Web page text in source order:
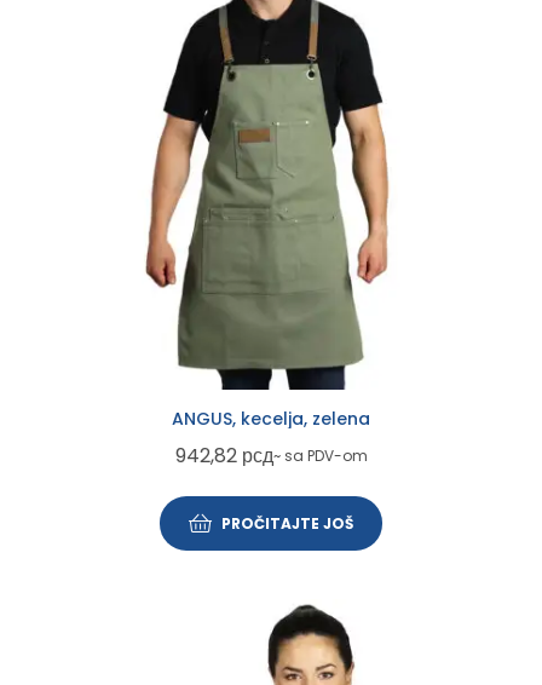
ANGUS, kecelja, zelena
942,82 рсд~ sa PDV-om
PROČITAJTE JOŠ